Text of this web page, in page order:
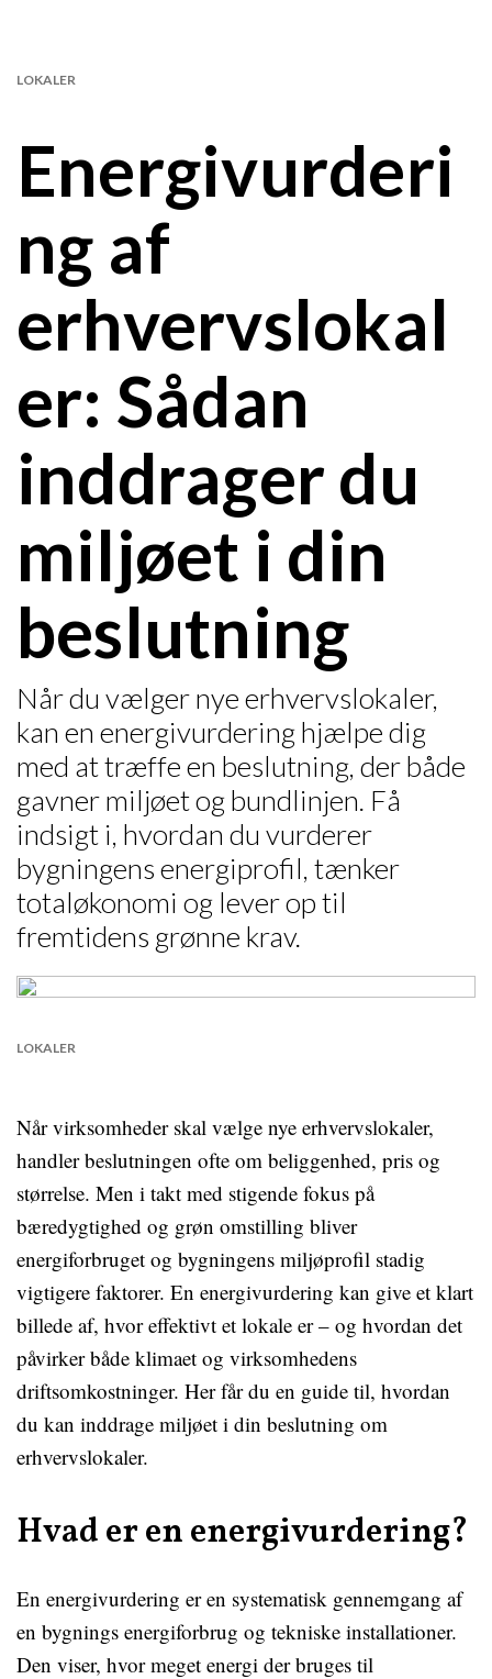
Energivurderi
ng af
erhvervslokal
er: Sådan
inddrager du
miljøet i din
beslutning
LOKALER
Når du vælger nye erhvervslokaler,
kan en energivurdering hjælpe dig
med at træffe en beslutning, der både
gavner miljøet og bundlinjen. Få
indsigt i, hvordan du vurderer
bygningens energiprofil, tænker
totaløkonomi og lever op til
fremtidens grønne krav.
LOKALER
Når virksomheder skal vælge nye erhvervslokaler,
handler beslutningen ofte om beliggenhed, pris og
størrelse. Men i takt med stigende fokus på
bæredygtighed og grøn omstilling bliver
energiforbruget og bygningens miljøprofil stadig
vigtigere faktorer. En energivurdering kan give et klart
billede af, hvor effektivt et lokale er – og hvordan det
påvirker både klimaet og virksomhedens
driftsomkostninger. Her får du en guide til, hvordan
du kan inddrage miljøet i din beslutning om
erhvervslokaler.
Hvad er en energivurdering?
En energivurdering er en systematisk gennemgang af
en bygnings energiforbrug og tekniske installationer.
Den viser, hvor meget energi der bruges til